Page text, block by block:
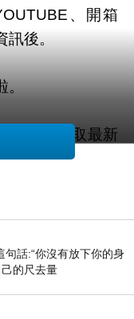
、開箱
後。
鈕就能獲取最新
話:“你沒有放下你的身
的尺去量